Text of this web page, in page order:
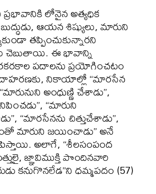
లోనైన అత్యధిక
ఆయన శిష్యులు, మారుని
తప్పించుకున్నారని
చెబుతాయి. ఈ భావాన్ని
పదాలను ప్రయోగించటం
నికాయాల్లో “మారసేన
అంధుణ్ణి చేశాడు”,
“మారుని
“మారసేనను చిత్తుచేశాడు”,
మారుని జయించాడు” అనే
అలాగే, “శీలసంపంద
జ్ఞావిముక్తి పొందినవారి
కనుగొనలేడ”ని ధమ్మపదం (57)